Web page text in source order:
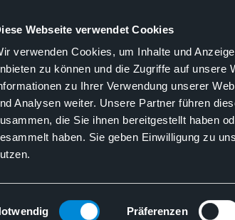
Webseite verwendet Cookies
verwenden Cookies, um Inhalte und
zu können und die Zugriffe auf unsere
zu Ihrer Verwendung unserer
Analysen weiter. Unsere Partner führen
die Sie ihnen bereitgestellt haben
haben. Sie geben Einwilligung zu
Präferenzen